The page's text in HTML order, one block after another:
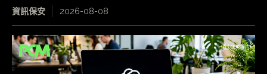
資訊保安 2026-08-08